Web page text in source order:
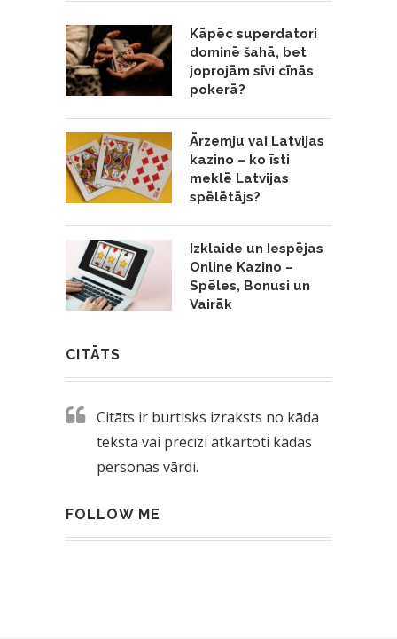
Kāpēc superdatori
dominē šahā, bet
joprojām sīvi cīnās
pokerā?
Ārzemju vai Latvijas
kazino – ko īsti
meklē Latvijas
spēlētājs?
Izklaide un Iespējas
Online Kazino –
Spēles, Bonusi un
Vairāk
CITĀTS
Citāts ir burtisks izraksts no kāda
teksta vai precīzi atkārtoti kādas
personas vārdi.
FOLLOW ME